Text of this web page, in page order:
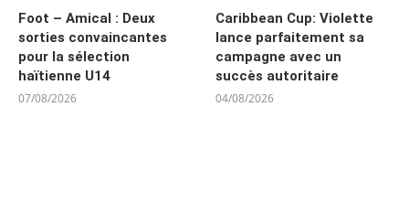
Foot – Amical : Deux
sorties convaincantes
pour la sélection
haïtienne U14
07/08/2026
Caribbean Cup: Violette
lance parfaitement sa
campagne avec un
succès autoritaire
04/08/2026